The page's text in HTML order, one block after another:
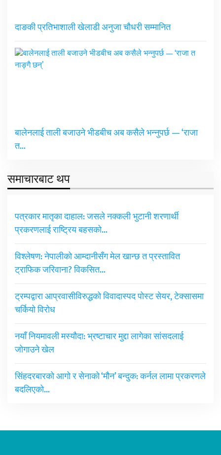
दाङकी प्रतिभाशाली खेलाडी अनुजा चौधरी सम्मानित
बालेनलाई ताली बजाउने भीडबीच अब कसैले भन्नुपर्छ — ‘राजा
त…
समाचारबाट थप
पत्रकार मातृका दाहाल: जसले नक्कली भुटानी शरणार्थी
प्रकरणलाई राष्ट्रिय बहसको…
विश्लेषण: नेपालीको आम्दानीसँग मेल खान्छ त प्रस्तावित
ट्राफिक जरिवाना? विकसित…
ट्रम्पद्वारा आप्रवासीविरुद्धको विवादास्पद पोस्ट सेयर, टेक्सासमा
चर्कियो विरोध
नयाँ नियमावली मस्यौदा: भ्रष्टाचार मुद्दा लागेका सांसदलाई
जोगाउने खेल
सिंहदरबारको आगो र सेनाको ‘मौन’ बन्दुक: कर्नल लामा प्रकरणले
बदलिएको…